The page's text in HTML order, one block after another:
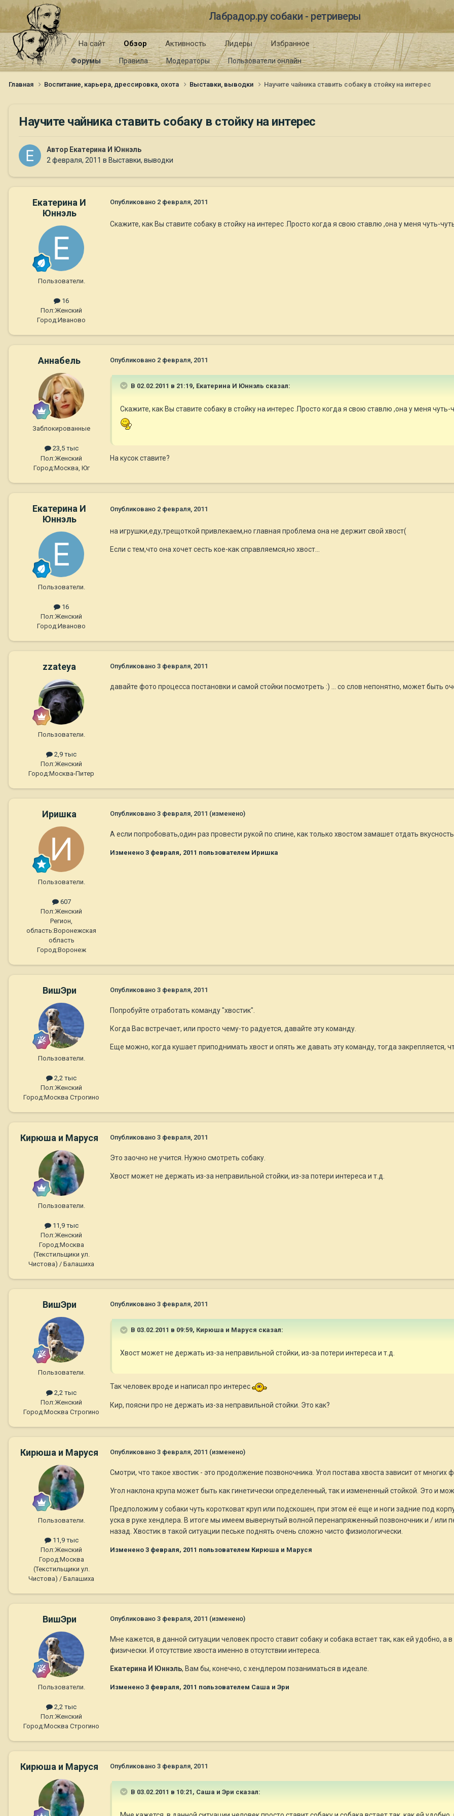
Лабрадор.ру собаки - ретриверы
На сайт Обзор
Форумы Правила Модераторы Пользователи онлайн
Активность Лидеры Избранное
Главная Воспитание, карьера, дрессировка, охота Выставки, выводки Научите чайника ставить собаку в стойку на интерес
Научите чайника ставить собаку в стойку на интерес
Автор Екатерина И Юннэль
2 февраля, 2011 в Выставки, выводки
Екатерина И
Юннэль
Пользователи.
16
Пол:Женский
Город:Иваново
Опубликовано 2 февраля, 2011
Скажите, как Вы ставите собаку в стойку на интерес .Просто когда я свою ставлю ,она у меня чуть-
Aннaбель
Заблокированные
23,5 тыс
Пол:Женский
Город:Москва, Юг
Опубликовано 2 февраля, 2011
В 02.02.2011 в 21:19, Екатерина И Юннэль сказал:
Скажите, как Вы ставите собаку в стойку на интерес .Просто когда я свою ставлю ,она у меня чуть-
На кусок ставите?
Екатерина И
Юннэль
Пользователи.
16
Пол:Женский
Город:Иваново
Опубликовано 2 февраля, 2011
на игрушки,еду,трещоткой привлекаем,но главная проблема она не держит свой хвост(
Если с тем,что она хочет сесть кое-как справляемся,но хвост...
zzateya
Пользователи.
2,9 тыс
Пол:Женский
Город:Москва-Питер
Опубликовано 3 февраля, 2011
давайте фото процесса постановки и самой стойки посмотреть :) ... со слов непонятно, может быть
Иришка
Пользователи.
607
Пол:Женский
Регион,
область:Воронежская
область
Город:Воронеж
Опубликовано 3 февраля, 2011 (изменено)
А если попробовать,один раз провести рукой по спине, как только хвостом замашет отдать вкусность.
Изменено 3 февраля, 2011 пользователем Иришка
ВишЭри
Пользователи.
2,2 тыс
Пол:Женский
Город:Москва Строгино
Опубликовано 3 февраля, 2011
Попробуйте отработать команду "хвостик".
Когда Вас встречает, или просто чему-то радуется, давайте эту команду.
Еще можно, когда кушает приподнимать хвост и опять же давать эту команду, тогда закрепляется,
Кирюша и Маруся
Пользователи.
11,9 тыс
Пол:Женский
Город:Москва
(Текстильщики ул.
Чистова) / Балашиха
Опубликовано 3 февраля, 2011
Это заочно не учится. Нужно смотреть собаку.
Хвост может не держать из-за неправильной стойки, из-за потери интереса и т.д.
ВишЭри
Пользователи.
2,2 тыс
Пол:Женский
Город:Москва Строгино
Опубликовано 3 февраля, 2011
В 03.02.2011 в 09:59, Кирюша и Маруся сказал:
Хвост может не держать из-за неправильной стойки, из-за потери интереса и т.д.
Так человек вроде и написал про интерес
Кир, поясни про не держать из-за неправильной стойки. Это как?
Кирюша и Маруся
Пользователи.
11,9 тыс
Пол:Женский
Город:Москва
(Текстильщики ул.
Чистова) / Балашиха
Опубликовано 3 февраля, 2011 (изменено)
Смотри, что такое хвостик - это продолжение позвоночника. Угол постава хвоста зависит от многих
Угол наклона крупа может быть как гинетически определенный, так и измененный стойкой. Это и
Предположим у собаки чуть коротковат круп или подскошен, при этом её еще и ноги задние под
уска в руке хендлера. В итоге мы имеем вывернутый волной перенапряженный позвоночник и / или
назад. Хвостик в такой ситуации пеське поднять очень сложно чисто физиологически.
Изменено 3 февраля, 2011 пользователем Кирюша и Маруся
ВишЭри
Пользователи.
2,2 тыс
Пол:Женский
Город:Москва Строгино
Опубликовано 3 февраля, 2011 (изменено)
Мне кажется, в данной ситуации человек просто ставит собаку и собака встает так, как ей удобно,
физически. И отсутствие хвоста именно в отсутствии интереса.
Екатерина И Юннэль, Вам бы, конечно, с хендлером позаниматься в идеале.
Изменено 3 февраля, 2011 пользователем Саша и Эри
Кирюша и Маруся Опубликовано 3 февраля, 2011
В 03.02.2011 в 10:21, Саша и Эри сказал: